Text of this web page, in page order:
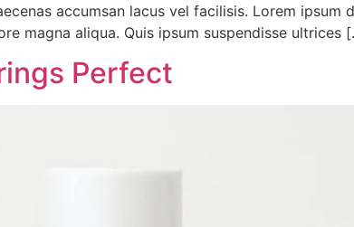
accumsan lacus vel facilisis. Lorem
magna aliqua. Quis ipsum suspendisse ultrices
Perfect